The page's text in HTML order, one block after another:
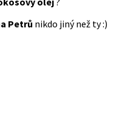
Petrů nikdo jiný než ty :)